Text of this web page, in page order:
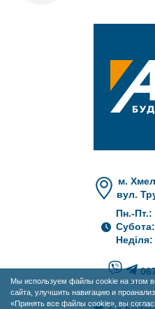
Мы используем файлы cookie на этом
сайта, улучшить навигацию и
«Принять все файлы cookie», вы
м.
вул.
Пн.-Пт.: